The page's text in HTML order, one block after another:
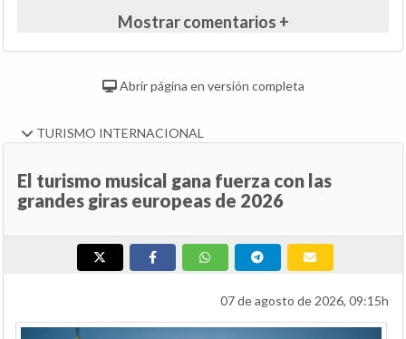
Mostrar comentarios +
Abrir página en versión completa
TURISMO INTERNACIONAL
El turismo musical gana fuerza con las
grandes giras europeas de 2026
07 de agosto de 2026, 09:15h